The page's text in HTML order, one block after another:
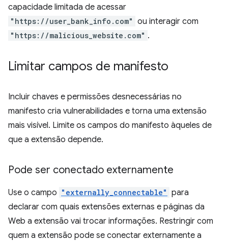
capacidade limitada de acessar
"https://user_bank_info.com" ou interagir com
"https://malicious_website.com" .
Limitar campos de manifesto
Incluir chaves e permissões desnecessárias no
manifesto cria vulnerabilidades e torna uma extensão
mais visível. Limite os campos do manifesto àqueles de
que a extensão depende.
Pode ser conectado externamente
Use o campo "externally_connectable" para
declarar com quais extensões externas e páginas da
Web a extensão vai trocar informações. Restringir com
quem a extensão pode se conectar externamente a